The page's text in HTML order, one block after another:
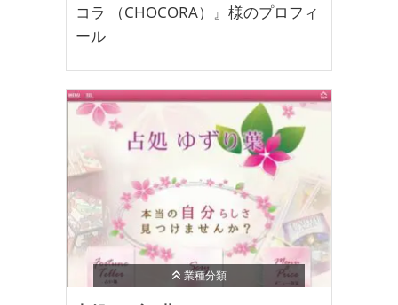
コラ （CHOCORA）』様のプロフィ
ール
業種分類